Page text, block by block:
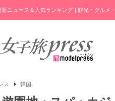
新ニュース＆人気ランキング | 観光・グルメ
ス 韓国